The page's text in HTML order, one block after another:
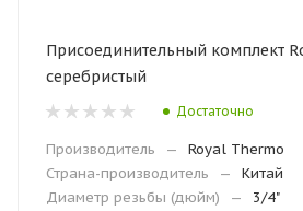
Присоединительный комплект
серебристый
Достаточно
Производитель —
Royal Thermo
Страна-производитель
—
Китай
Диаметр резьбы (дюйм)
—
3/4"